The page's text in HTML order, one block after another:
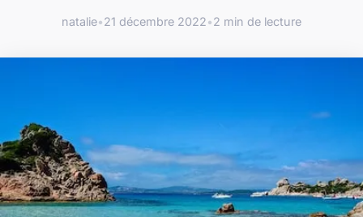
natalie•21 décembre 2022•2 min de lecture